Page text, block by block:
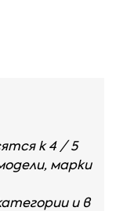
Clio,
Symbol;
к4 / 5
марки
ив